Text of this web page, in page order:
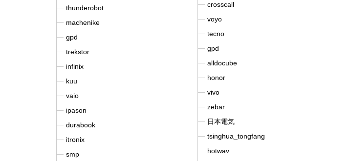
thunderobot
machenike
gpd
trekstor
infinix
kuu
vaio
ipason
durabook
itronix
smp
crosscall
voyo
tecno
gpd
alldocube
honor
vivo
zebar
日本電気
tsinghua_tongfang
hotwav